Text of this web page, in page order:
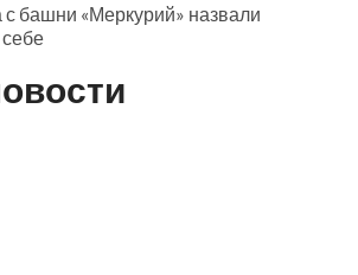
башни «Меркурий» назвали